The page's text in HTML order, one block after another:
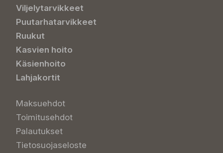
Viljelytarvikkeet
Puutarhatarvikkeet
Ruukut
Kasvien hoito
Käsienhoito
Lahjakortit
Maksuehdot
Toimitusehdot
Palautukset
Tietosuojaseloste